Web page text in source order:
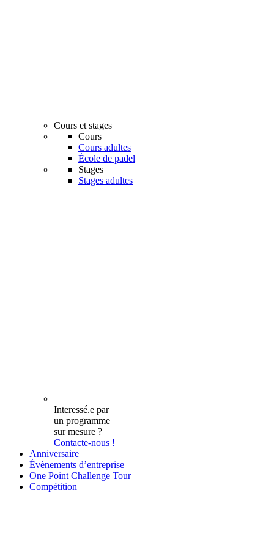
Cours et stages
Cours
Cours adultes
École de padel
Stages
Stages adultes
Interessé.e par
un programme
sur mesure ?
Contacte-nous !
Anniversaire
Évènements d’entreprise
One Point Challenge Tour
Compétition